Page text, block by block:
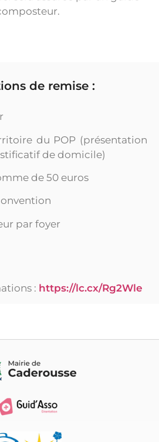
de remise :
du POP (présentation
de domicile)
de 50 euros
par foyer
: https://lc.cx/Rg2Wle